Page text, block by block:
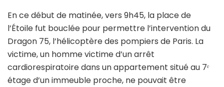
En ce début de matinée, vers 9h45, la place de
l’Étoile fut bouclée pour permettre l’intervention du
Dragon 75, l’hélicoptère des pompiers de Paris. La
victime, un homme victime d’un arrêt
cardiorespiratoire dans un appartement situé au 7ᵉ
étage d’un immeuble proche, ne pouvait être